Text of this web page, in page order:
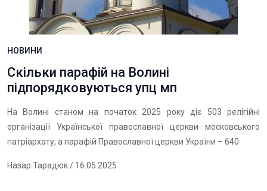
НОВИНИ
Скільки парафій на Волині
підпорядковуються упц мп
На Волині станом на початок 2025 року діє 503 релігійні
організації Української православної церкви московського
патріархату, а парафій Православної церкви України – 640
Назар Тарадюк/ 16.05.2025